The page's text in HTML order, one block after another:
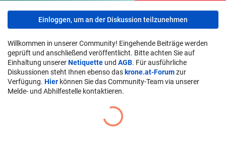
Einloggen, um an der Diskussion teilzunehmen
Willkommen in unserer Community! Eingehende Beiträge werden
geprüft und anschließend veröffentlicht. Bitte achten Sie auf
Einhaltung unsererNetiquette und AGB. Für ausführliche
Diskussionen steht Ihnen ebenso das krone.at-Forumzur
Verfügung. Hier können Sie das Community-Team via unserer
Melde- und Abhilfestelle kontaktieren.